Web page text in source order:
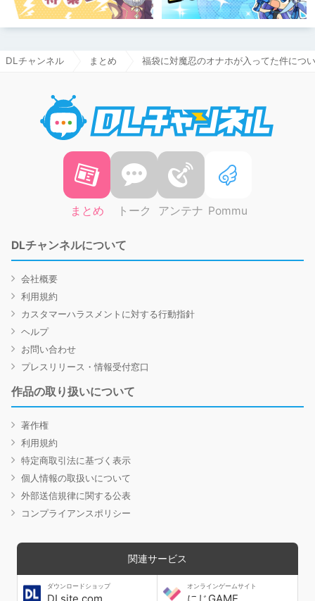
DLチャンネル まとめ 福袋に対魔忍のオナホが入ってた件につ
まとめ トーク アンテナ Pommu
DLチャンネルについて
会社概要
利用規約
カスタマーハラスメントに対する行動指針
ヘルプ
お問い合わせ
プレスリリース・情報受付窓口
作品の取り扱いについて
著作権
利用規約
特定商取引法に基づく表示
個人情報の取扱いについて
外部送信規律に関する公表
コンプライアンスポリシー
関連サービス
ダウンロードショップ オンラインゲームサイト